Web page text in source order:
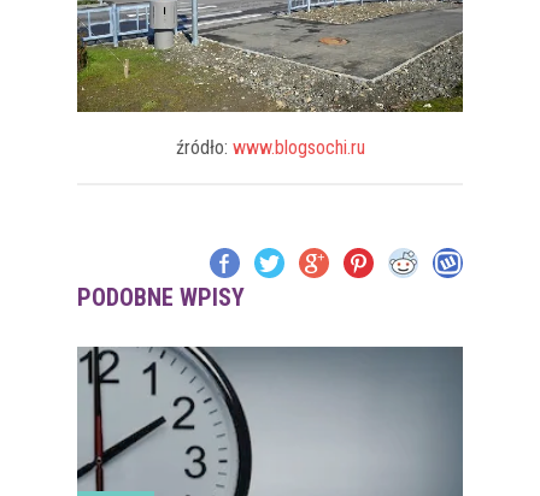
źródło: www.blogsochi.ru
PODOBNE WPISY